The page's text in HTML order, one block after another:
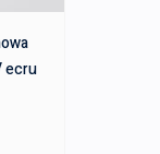
ecru